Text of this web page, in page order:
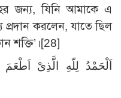
জন্য, যিনি আমাকে এ
প্রদান করলেন, যাতে ছিল
শক্তি’।[28]